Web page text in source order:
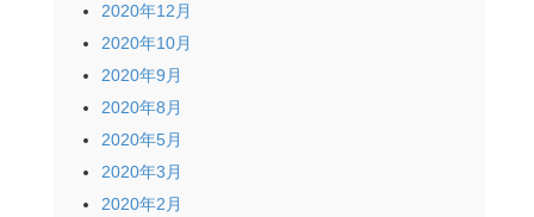
2020年12月
2020年10月
2020年9月
2020年8月
2020年5月
2020年3月
2020年2月